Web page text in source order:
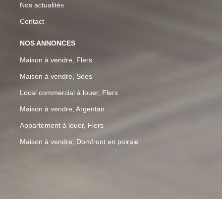
Nos actualités
Contact
NOS ANNONCES
Maison à vendre, Flers
Maison à vendre, Sees
Local commercial à louer, Flers
Maison à vendre, Argentan
Appartement à louer, Flers
Maison à vendre, Domfront en poiraie